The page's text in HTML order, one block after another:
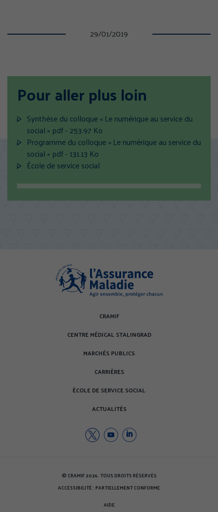
29/01/2019
Pour aller plus loin
Synthèse du colloque « Le numérique au service du
social » pdf - 253.97 Ko
n
e
l
ê
t
r
)
Programme du colloque « Le numérique au service du
social » pdf - 131.13 Ko
n
u
v
e
n
ê
r
)
École de service social
CRAMIF
CENTRE MÉDICAL STALINGRAD
MARCHÉS PUBLICS
CARRIÈRES
ÉCOLE DE SERVICE SOCIAL
ACTUALITÉS
Twitter
de
(nouvelle
fenêtre)
Youtube
de
(nouvelle
fenêtre)
Youtube
de
(nouvelle
fenêtre)
© CRAMIF 2026. TOUS DROITS RÉSERVÉS
ACCESSIBILITÉ : PARTIELLEMENT CONFORME
AIDE